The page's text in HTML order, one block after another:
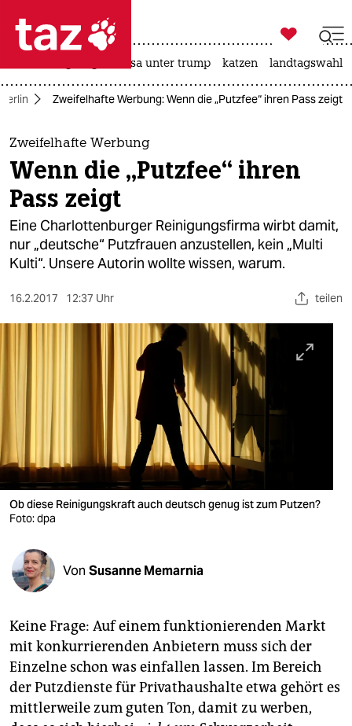
 taz zahl ich
taz zahl ich
themen
politik
öko
gesellschaft
sport
berlin
nord
wahrheit
verlag
verlag
veranstaltungen
shop
fragen & hilfe
abo
genossenschaft
epaper login

taz zahl ich
usa unter trump katzen landtagswahl
Berlin Zweifelhafte Werbung: Wenn die „Putzfee“ ihren Pass zeigt
Zweifelhafte Werbung
Wenn die „Putzfee“ ihren
Pass zeigt
Eine Charlottenburger Reinigungsfirma wirbt damit,
nur „deutsche“ Putzfrauen anzustellen, kein „Multi
Kulti“. Unsere Autorin wollte wissen, warum.
16.2.2017 12:37 Uhr teilen
Ob diese Reinigungskraft auch deutsch genug ist zum Putzen?
Foto: dpa
Von Susanne Memarnia
Keine Frage: Auf einem funktionierenden Markt
mit konkurrierenden Anbietern muss sich der
Einzelne schon was einfallen lassen. Im Bereich
der Putzdienste für Privathaushalte etwa gehört es
mittlerweile zum guten Ton, damit zu werben,